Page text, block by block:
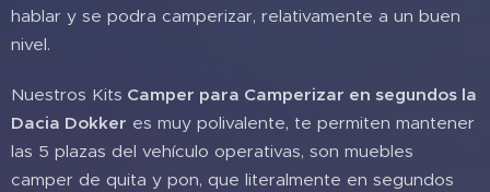
hablar y se podra camperizar, relativamente a un buen
nivel.
Nuestros Kits Camper para Camperizar en segundos la
Dacia Dokker es muy polivalente, te permiten mantener
las 5 plazas del vehículo operativas, son muebles
camper de quita y pon, que literalmente en segundos